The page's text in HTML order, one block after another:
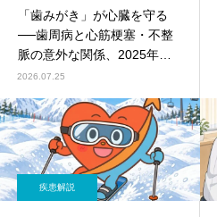
「歯みがき」が心臓を守る
──歯周病と心筋梗塞・不整
脈の意外な関係、2025年に
米国心臓協会が発表
2026.07.25
疾患解説